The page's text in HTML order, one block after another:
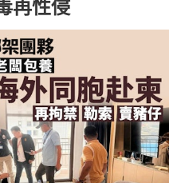
再性侵